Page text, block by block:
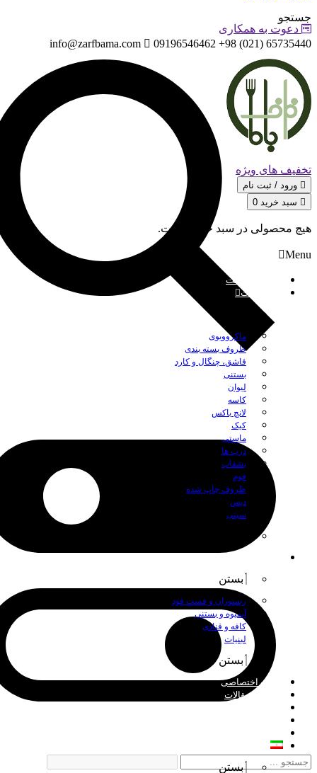
جستجو
دعوت به همکاری
65735440 (021) 98+ 09196546462
info@zarfbama.com
تخفیف های ویژه
سبد خرید 0
هیچ محصولی در سبد خرید نیست.
Menu
صفحه نخست
محصولات
ماکروویوی
ظروف بسته بندی
قاشق، چنگال و کارد
بستنی
لیوان
کاسه
لانچ باکس
کیک
ماستی
درب ها
بشقاب
فوم
ظروف چاپ شده
دیس
سینی
بستن
رستوران و فست فود
آبمیوه و بستنی
کافه و قنادی
لبنیات
بستن
چاپ اختصاصی
اخبار و مقالات
بستن